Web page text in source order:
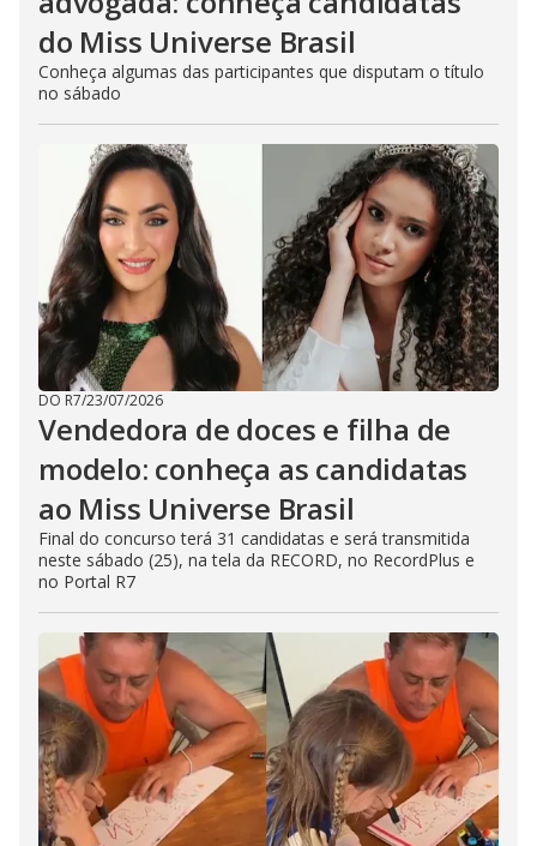
do Miss Universe Brasil
Conheça algumas das participantes que disputam o título
no sábado
DO R7/23/07/2026
Vendedora de doces e filha de
modelo: conheça as candidatas
ao Miss Universe Brasil
Final do concurso terá 31 candidatas e será transmitida
neste sábado (25), na tela da RECORD, no RecordPlus e
no Portal R7